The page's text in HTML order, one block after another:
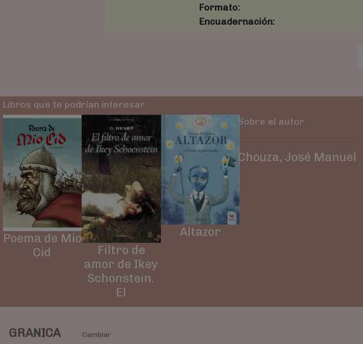
Formato:
Encuadernación:
Libros que te podrían interesar
Poema de Mio
Cid
Filtro de
amor de Ikey
Schonstein.
El
Altazor
Sobre el autor
Chouza, José Manuel
GRANICA Cambiar